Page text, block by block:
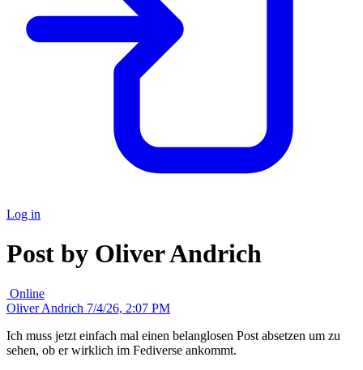
Log in
Post by Oliver Andrich
Online
Oliver Andrich 7/4/26, 2:07 PM
Ich muss jetzt einfach mal einen belanglosen Post absetzen um zu
sehen, ob er wirklich im Fediverse ankommt.